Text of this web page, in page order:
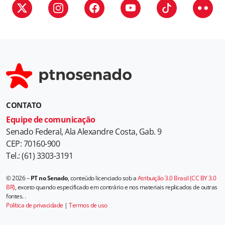
CONTATO
Equipe de comunicação
Senado Federal, Ala Alexandre Costa, Gab. 9
CEP: 70160-900
Tel.: (61) 3303-3191
© 2026 –PT no Senado, conteúdo licenciado sob aAtribuição 3.0 Brasil (CC BY 3.0
BR), exceto quando especificado em contrário e nos materiais replicados de outras
fontes..
Política de privacidade | Termos de uso